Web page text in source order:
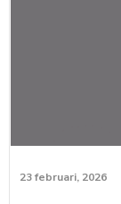
23 februari, 2026